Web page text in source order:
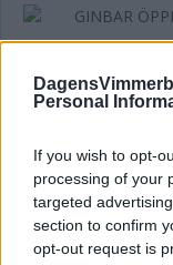
Personal
If you wish to opt-
processing of your
targeted
section to confirm
opt-out request is
GINBAR
STÅR
Annons: